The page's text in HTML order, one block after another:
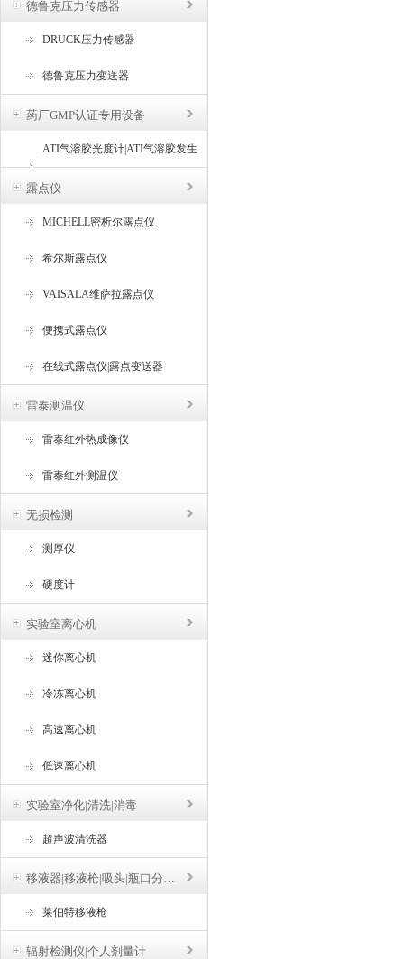
德鲁克压力传感器
DRUCK压力传感器
德鲁克压力变送器
药厂GMP认证专用设备
ATI气溶胶光度计|ATI气溶胶发生
器
露点仪
MICHELL密析尔露点仪
希尔斯露点仪
VAISALA维萨拉露点仪
便携式露点仪
在线式露点仪|露点变送器
雷泰测温仪
雷泰红外热成像仪
雷泰红外测温仪
无损检测
测厚仪
硬度计
实验室离心机
迷你离心机
冷冻离心机
高速离心机
低速离心机
实验室净化|清洗|消毒
超声波清洗器
移液器|移液枪|吸头|瓶口分液器
莱伯特移液枪
辐射检测仪|个人剂量计